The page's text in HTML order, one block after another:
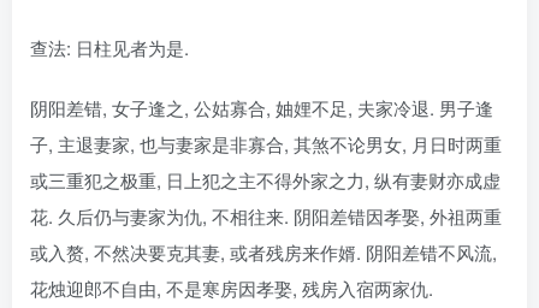
查法: 日柱见者为是.
阴阳差错, 女子逢之, 公姑寡合, 妯娌不足, 夫家冷退. 男子逢
子, 主退妻家, 也与妻家是非寡合, 其煞不论男女, 月日时两重
或三重犯之极重, 日上犯之主不得外家之力, 纵有妻财亦成虚
花. 久后仍与妻家为仇, 不相往来. 阴阳差错因孝娶, 外祖两重
或入赘, 不然决要克其妻, 或者残房来作婿. 阴阳差错不风流,
花烛迎郎不自由, 不是寒房因孝娶, 残房入宿两家仇.